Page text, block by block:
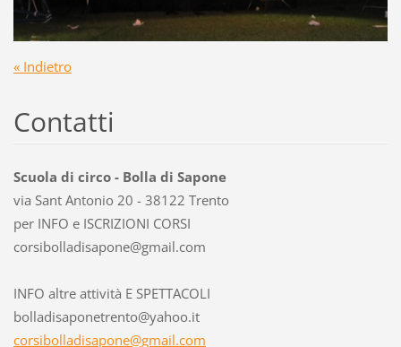
« Indietro
Contatti
Scuola di circo - Bolla di Sapone
via Sant Antonio 20 - 38122 Trento
per INFO e ISCRIZIONI CORSI
corsibolladisapone@gmail.com
INFO altre attività E SPETTACOLI
bolladisaponetrento@yahoo.it
corsibolladisapone@gmail.com